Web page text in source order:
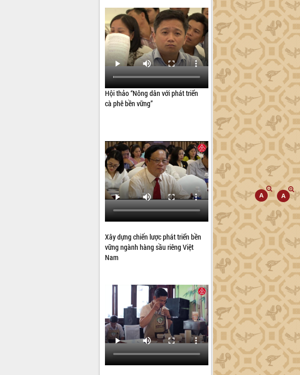
Hội thảo “Nông dân với phát triển
cà phê bền vững”
Xây dựng chiến lược phát triển bền
vững ngành hàng sầu riêng Việt
Nam